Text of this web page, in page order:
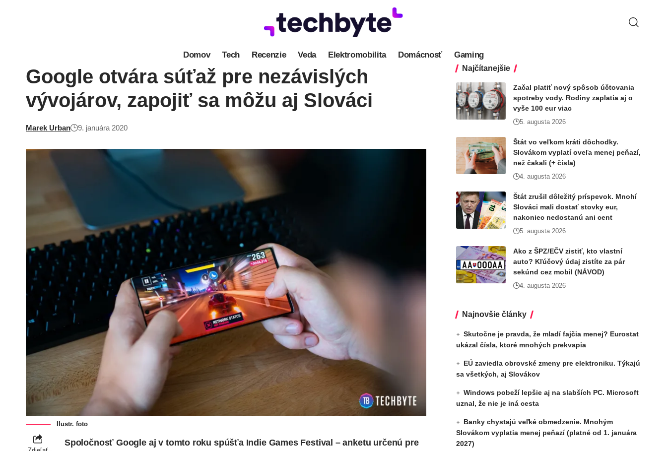
Domov Tech Recenzie Veda Elektromobilita Domácnosť Gaming
Google otvára súťaž pre nezávislých
vývojárov, zapojiť sa môžu aj Slováci
Marek Urban 9. januára 2020
Ilustr. foto
Spoločnosť Google aj v tomto roku spúšťa Indie Games Festival – anketu určenú pre
Najčítanejšie
Začal platiť nový spôsob účtovania
spotreby vody. Rodiny zaplatia aj o
vyše 100 eur viac
5. augusta 2026
Štát vo veľkom kráti dôchodky.
Slovákom vyplatí oveľa menej peňazí,
než čakali (+ čísla)
4. augusta 2026
Štát zrušil dôležitý príspevok. Mnohí
Slováci mali dostať stovky eur,
nakoniec nedostanú ani cent
5. augusta 2026
Ako z ŠPZ/EČV zistiť, kto vlastní
auto? Kľúčový údaj zistíte za pár
sekúnd cez mobil (NÁVOD)
4. augusta 2026
Najnovšie články
Skutočne je pravda, že mladí fajčia menej? Eurostat
ukázal čísla, ktoré mnohých prekvapia
EÚ zaviedla obrovské zmeny pre elektroniku. Týkajú
sa všetkých, aj Slovákov
Windows pobeží lepšie aj na slabších PC. Microsoft
uznal, že nie je iná cesta
Banky chystajú veľké obmedzenie. Mnohým
Slovákom vyplatia menej peňazí (platné od 1. januára
2027)